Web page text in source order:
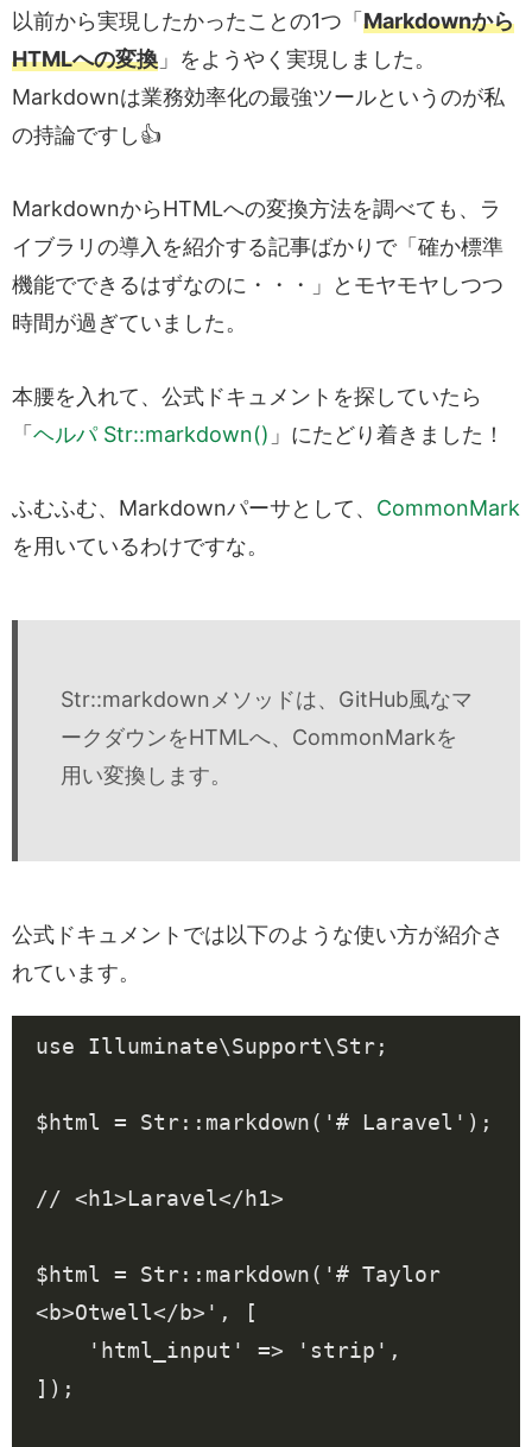
以前から実現したかったことの1つ「 Markdownから
HTMLへの変換 」をようやく実現しました。
Markdownは業務効率化の最強ツールというのが私
の持論ですし👍
MarkdownからHTMLへの変換方法を調べても、ラ
イブラリの導入を紹介する記事ばかりで「確か標準
機能でできるはずなのに・・・」とモヤモヤしつつ
時間が過ぎていました。
本腰を入れて、公式ドキュメントを探していたら
「 ヘルパ Str::markdown() 」にたどり着きました！
ふむふむ、Markdownパーサとして、 CommonMark
を用いているわけですな。
Str::markdownメソッドは、GitHub風なマ
ークダウンをHTMLへ、CommonMarkを
用い変換します。
公式ドキュメントでは以下のような使い方が紹介さ
れています。
use Illuminate\Support\Str;
$html = Str:: markdown( '# Laravel' );
$html = Str:: markdown( '# Taylor
<b>Otwell</b>' ,
[
'html_input'
=> 'strip' ,
]);